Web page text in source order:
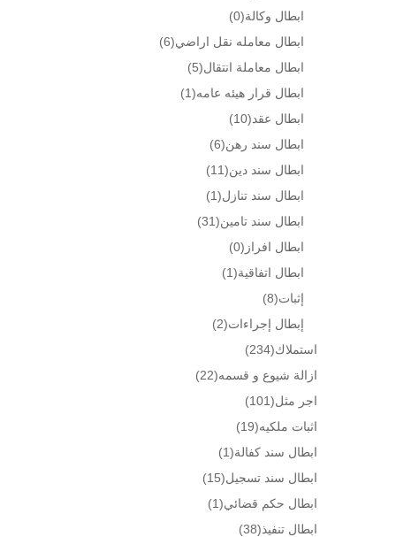
ابطال وكالة(0)
ابطال معامله نقل اراضي(6)
ابطال معاملة انتقال(5)
ابطال قرار هيئه عامه(1)
ابطال عقد(10)
ابطال سند رهن(6)
ابطال سند دين(11)
ابطال سند تنازل(1)
ابطال سند تامين(31)
ابطال افراز (0)
ابطال اتفاقية(1)
إثبات(8)
إبطال إجراءات(2)
استملاك(234)
ازالة شيوع و قسمه(22)
اجر مثل(101)
اثبات ملكيه(19)
ابطال سند كفالة(1)
ابطال سند تسجيل(15)
ابطال حكم قضائي(1)
ابطال تنفيذ(38)